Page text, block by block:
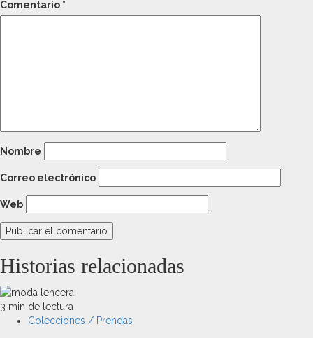
Comentario *
Nombre
Correo electrónico
Web
Historias relacionadas
3 min de lectura
Colecciones / Prendas